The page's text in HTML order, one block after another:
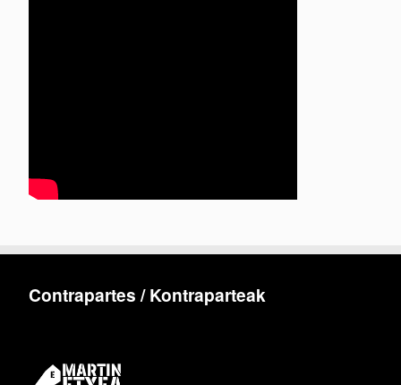
Contrapartes / Kontraparteak